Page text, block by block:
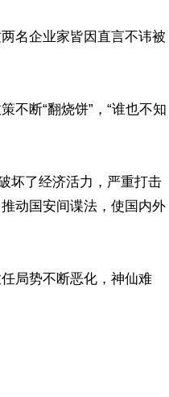
名企业家皆因直言不讳被
不断“翻烧饼”，“谁也不知
坏了经济活力，严重打击
动国安间谍法，使国内外
局势不断恶化，神仙难